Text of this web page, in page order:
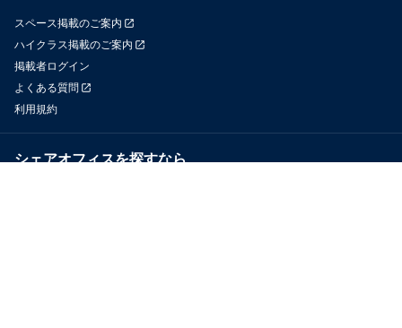
スペース掲載のご案内
ハイクラス掲載のご案内
掲載者ログイン
よくある質問
利用規約
シェアオフィスを探すなら